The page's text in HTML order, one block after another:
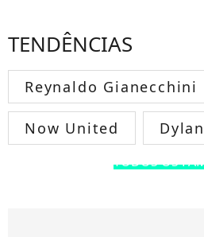
TENDÊNCIAS
Reynaldo Gianecchini
Now United
TODOS OS